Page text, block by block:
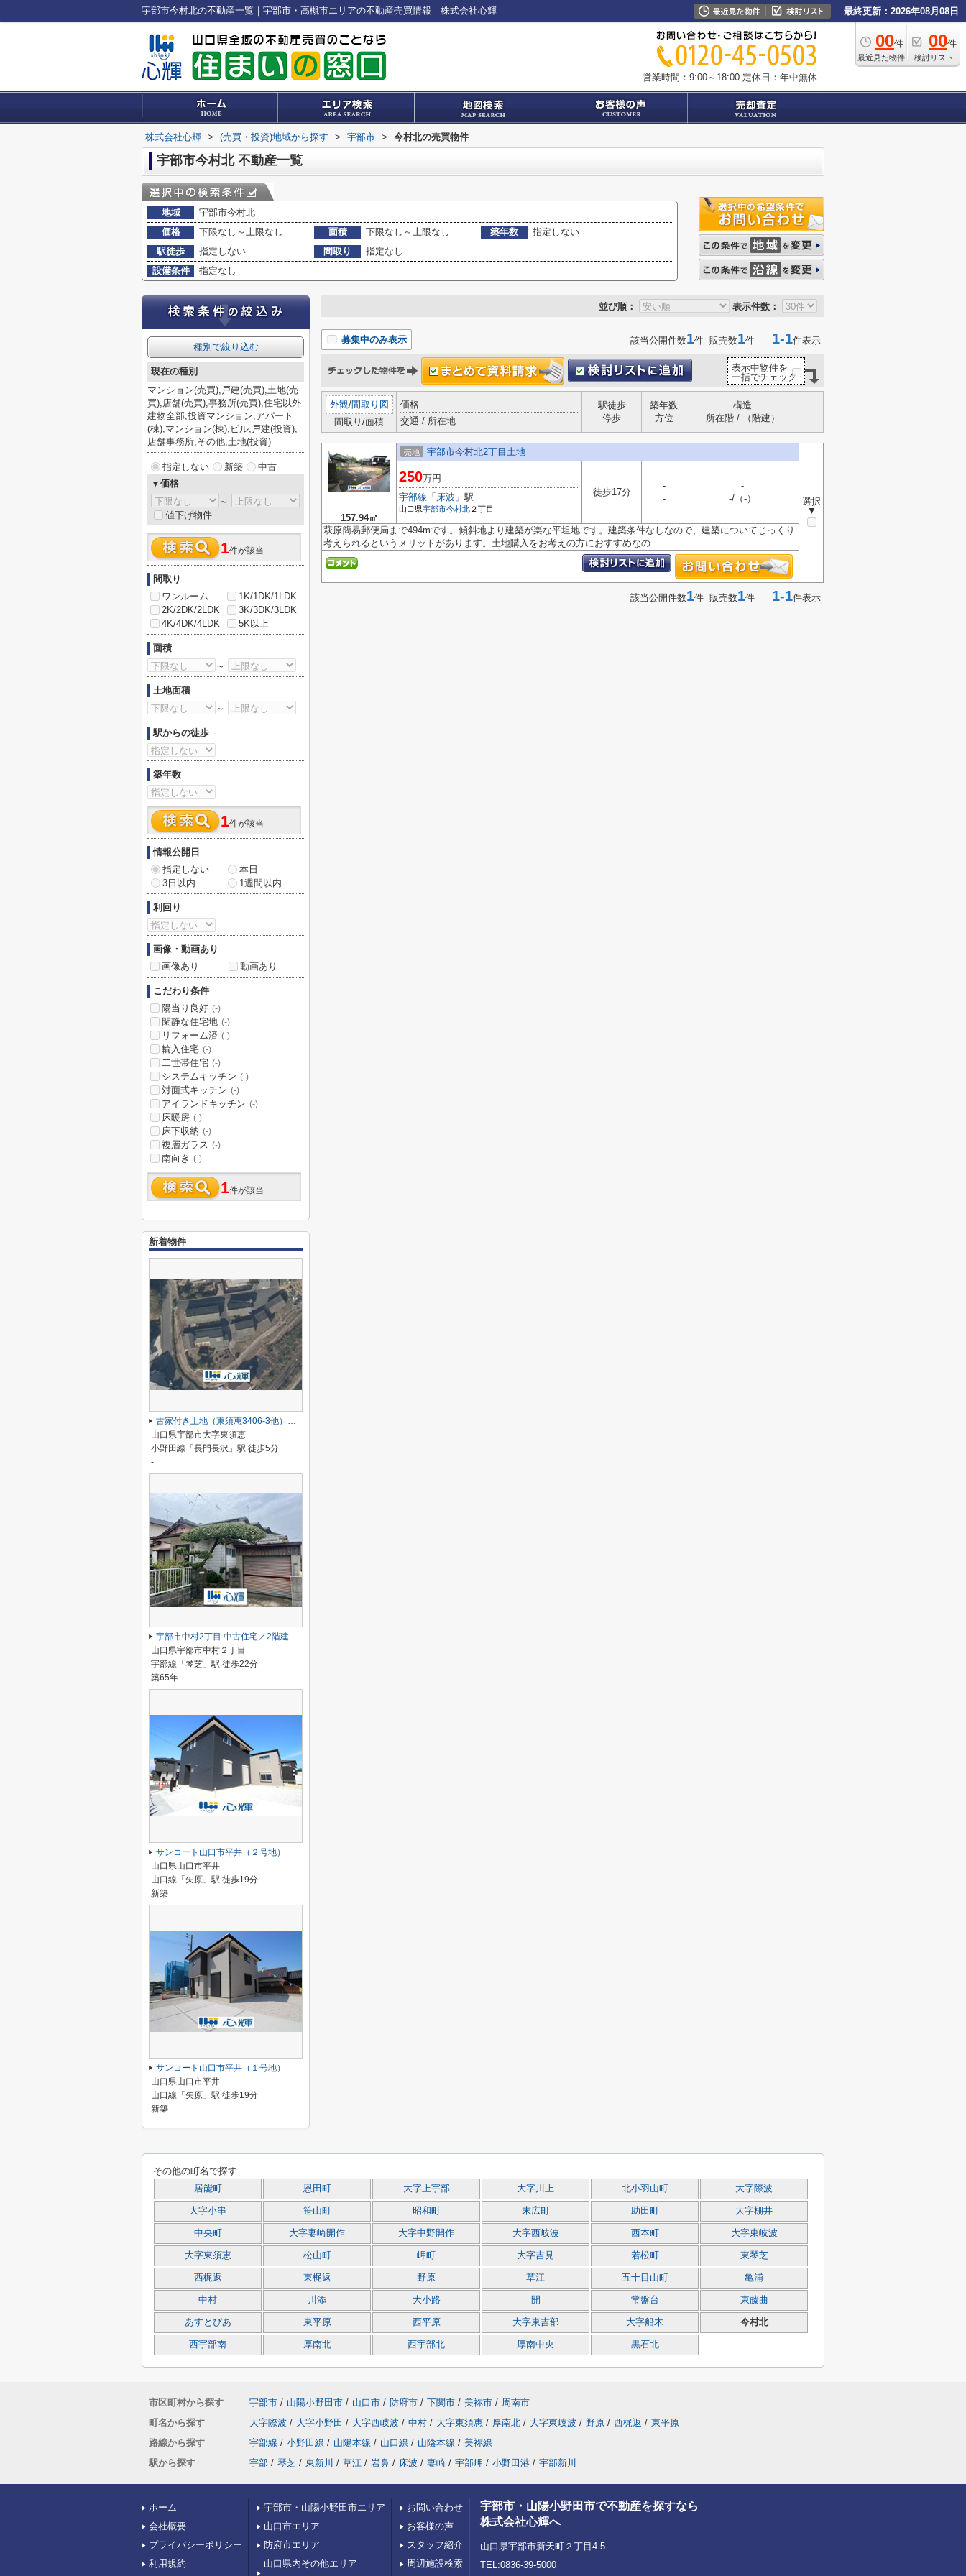
宇部市今村北の不動産一覧｜宇部市・高槻市エリアの不動産売買情報｜株式会社心輝 最終更新：2026年08月08日
00件
最近見た物件
00件
検討リスト
営業時間：9:00～18:00 定休日：年中無休
株式会社心輝 > (売買・投資)地域から探す > 宇部市 > 今村北の売買物件
宇部市今村北 不動産一覧
地域
宇部市今村北
価格
下限なし～上限なし 面積 下限なし～上限なし 築年数
指定しない
駅徒歩
指定しない 間取り
指定なし
設備条件
指定なし
並び順： 表示件数：
募集中のみ表示 該当公開件数1件 販売数1件 1-1件表示
表示中物件を
一括でチェック
外観/間取り図
間取り/面積
価格
交通 / 所在地
駅徒歩
停歩
築年数
方位
構造
所在階 / （階建）
157.94㎡
売地 宇部市今村北2丁目土地
選択
▼
250万円
宇部線 「 床波 」駅
山口県宇部市今村北 ２丁目
徒歩17分
-
-
-
-/（-）
萩原簡易郵便局まで494mです。傾斜地より建築が楽な平坦地です。建築条件なしなので、建築についてじっくり
考えられるというメリットがあります。土地購入をお考えの方におすすめなの...
該当公開件数1件 販売数1件 1-1件表示
種別で絞り込む
現在の種別
マンション(売買),戸建(売買),土地(売
買),店舗(売買),事務所(売買),住宅以外
建物全部,投資マンション,アパート
(棟),マンション(棟),ビル,戸建(投資),
店舗事務所,その他,土地(投資)
指定しない 新築
中古
▼価格
～
値下げ物件
1件が該当
間取り
ワンルーム
1K/1DK/1LDK
2K/2DK/2LDK
3K/3DK/3LDK
4K/4DK/4LDK
5K以上
面積
～
土地面積
～
駅からの徒歩
築年数
1件が該当
情報公開日
指定しない
本日
3日以内
1週間以内
利回り
画像・動画あり
画像あり
動画あり
こだわり条件
陽当り良好 (-)
閑静な住宅地 (-)
リフォーム済 (-)
輸入住宅 (-)
二世帯住宅 (-)
システムキッチン (-)
対面式キッチン (-)
アイランドキッチン (-)
床暖房 (-)
床下収納 (-)
複層ガラス (-)
南向き (-)
1件が該当
新着物件
古家付き土地（東須恵3406-3他）約776坪・現況渡し
山口県宇部市大字東須恵
小野田線「長門長沢」駅 徒歩5分
-
宇部市中村2丁目 中古住宅／2階建
山口県宇部市中村２丁目
宇部線「琴芝」駅 徒歩22分
築65年
サンコート山口市平井（２号地）
山口県山口市平井
山口線「矢原」駅 徒歩19分
新築
サンコート山口市平井（１号地）
山口県山口市平井
山口線「矢原」駅 徒歩19分
新築
その他の町名で探す
居能町 恩田町 大字上宇部 大字川上 北小羽山町 大字際波
大字小串 笹山町 昭和町 末広町 助田町 大字棚井
中央町 大字妻崎開作 大字中野開作 大字西岐波 西本町 大字東岐波
大字東須恵 松山町 岬町 大字吉見 若松町 東琴芝
西梶返 東梶返 野原 草江 五十目山町 亀浦
中村 川添 大小路 開 常盤台 東藤曲
あすとぴあ 東平原 西平原 大字東吉部 大字船木 今村北
西宇部南 厚南北 西宇部北 厚南中央 黒石北
市区町村から探す 宇部市 / 山陽小野田市 / 山口市 / 防府市 / 下関市 / 美祢市 / 周南市
町名から探す
大字際波 / 大字小野田 / 大字西岐波 / 中村 / 大字東須恵 / 厚南北 / 大字東岐波 / 野原 / 西梶返 / 東平原
路線から探す
宇部線 / 小野田線 / 山陽本線 / 山口線 / 山陰本線 / 美祢線
駅から探す
宇部 / 琴芝 / 東新川 / 草江 / 岩鼻 / 床波 / 妻崎 / 宇部岬 / 小野田港 / 宇部新川
ホーム
会社概要
プライバシーポリシー
利用規約
宇部市・山陽小野田市エリア
山口市エリア
防府市エリア
山口県内その他エリア
お問い合わせ
お客様の声
スタッフ紹介
周辺施設検索
宇部市・山陽小野田市で不動産を探すなら
株式会社心輝へ
山口県宇部市新天町２丁目4-5
TEL:0836-39-5000